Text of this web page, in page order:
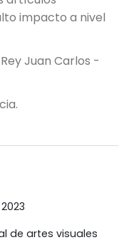
impacto a nivel
Juan Carlos -
de artes visuales